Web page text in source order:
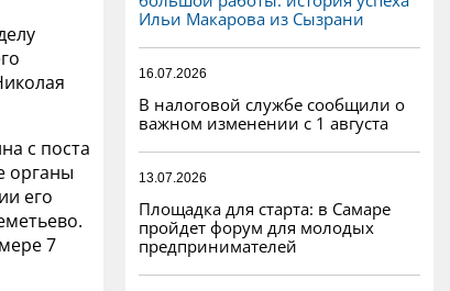
с поста
органы
его
7
Ильи Макарова из Сызрани
16.07.2026
В налоговой службе сообщили о
важном изменении с 1 августа
13.07.2026
Площадка для старта: в Самаре
пройдет форум для молодых
предпринимателей